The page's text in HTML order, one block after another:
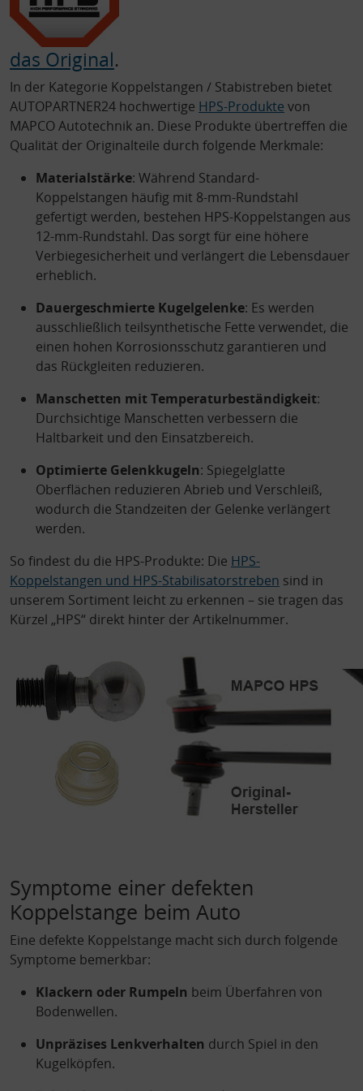
das Original.
In der Kategorie Koppelstangen / Stabistreben bietet
AUTOPARTNER24 hochwertige HPS-Produkte von
MAPCO Autotechnik an. Diese Produkte übertreffen die
Qualität der Originalteile durch folgende Merkmale:
Materialstärke: Während Standard-
Koppelstangen häufig mit 8-mm-Rundstahl
gefertigt werden, bestehen HPS-Koppelstangen aus
12-mm-Rundstahl. Das sorgt für eine höhere
Verbiegesicherheit und verlängert die Lebensdauer
erheblich.
Dauergeschmierte Kugelgelenke: Es werden
ausschließlich teilsynthetische Fette verwendet, die
einen hohen Korrosionsschutz garantieren und
das Rückgleiten reduzieren.
Manschetten mit Temperaturbeständigkeit:
Durchsichtige Manschetten verbessern die
Haltbarkeit und den Einsatzbereich.
Optimierte Gelenkkugeln: Spiegelglatte
Oberflächen reduzieren Abrieb und Verschleiß,
wodurch die Standzeiten der Gelenke verlängert
werden.
So findest du die HPS-Produkte: Die HPS-
Koppelstangen und HPS-Stabilisatorstreben sind in
unserem Sortiment leicht zu erkennen – sie tragen das
Kürzel „HPS“ direkt hinter der Artikelnummer.
Symptome einer defekten
Koppelstange beim Auto
Eine defekte Koppelstange macht sich durch folgende
Symptome bemerkbar:
Klackern oder Rumpeln beim Überfahren von
Bodenwellen.
Unpräzises Lenkverhalten durch Spiel in den
Kugelköpfen.